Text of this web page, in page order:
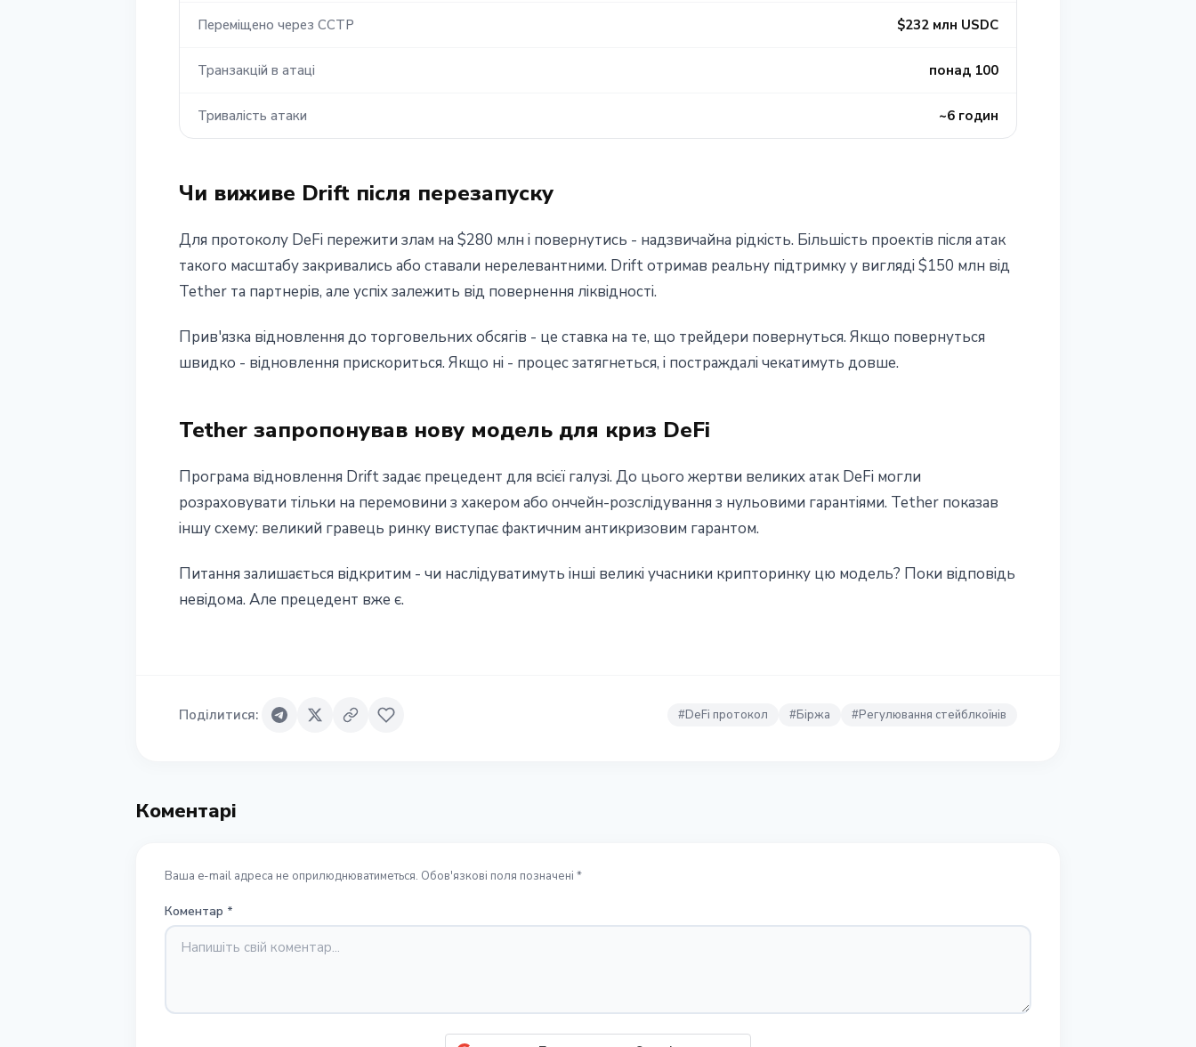
Переміщено через CCTP $232 млн USDC
Транзакцій в атаці понад 100
Тривалість атаки ~6 годин
Чи виживе Drift після перезапуску
Для протоколу DeFi пережити злам на $280 млн і повернутись - надзвичайна рідкість. Більшість проектів після атак
такого масштабу закривались або ставали нерелевантними. Drift отримав реальну підтримку у вигляді $150 млн від
Tether та партнерів, але успіх залежить від повернення ліквідності.
Прив'язка відновлення до торговельних обсягів - це ставка на те, що трейдери повернуться. Якщо повернуться
швидко - відновлення прискориться. Якщо ні - процес затягнеться, і постраждалі чекатимуть довше.
Tether запропонував нову модель для криз DeFi
Програма відновлення Drift задає прецедент для всієї галузі. До цього жертви великих атак DeFi могли
розраховувати тільки на перемовини з хакером або ончейн-розслідування з нульовими гарантіями. Tether показав
іншу схему: великий гравець ринку виступає фактичним антикризовим гарантом.
Питання залишається відкритим - чи наслідуватимуть інші великі учасники крипторинку цю модель? Поки відповідь
невідома. Але прецедент вже є.
Поділитися: #DeFi протокол #Біржа #Регулювання стейблкоїнів
Коментарі
Ваша e-mail адреса не оприлюднюватиметься. Обов'язкові поля позначені *
Коментар *